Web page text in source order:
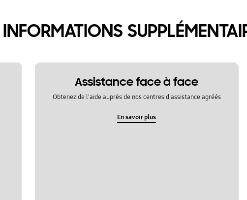
INFORMATIONS
Assistance face à face
Obtenez de l'aide auprès de nos centres d'assistance agréés
En savoir plus